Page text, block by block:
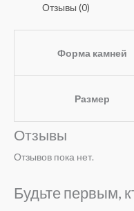
Отзывы (0)
Форма камней
Размер
Отзывы
Отзывов пока нет.
Будьте первым,